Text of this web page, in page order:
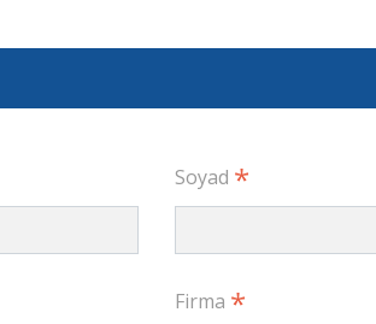
Soyad *
Firma *